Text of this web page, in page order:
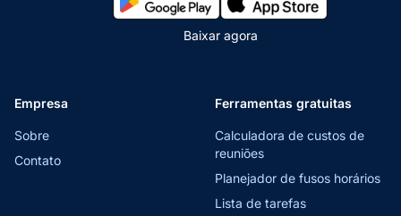
Baixar agora
Empresa
Sobre
Contato
Ferramentas gratuitas
Calculadora de custos de
reuniões
Planejador de fusos horários
Lista de tarefas